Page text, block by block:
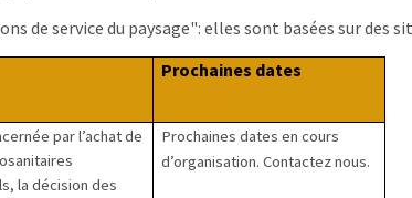
de service du paysage": elles sont basées sur des
Prochaines dates
par l’achat de
la décision des
Prochaines dates en cours
d’organisation. Contactez nous.